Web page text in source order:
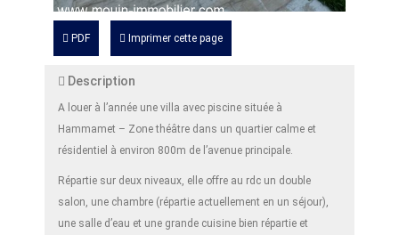
PDF Imprimer cette page
Description
A louer à l’année une villa avec piscine située à
Hammamet – Zone théâtre dans un quartier calme et
résidentiel à environ 800m de l’avenue principale.
Répartie sur deux niveaux, elle offre au rdc un double
salon, une chambre (répartie actuellement en un séjour),
une salle d’eau et une grande cuisine bien répartie et